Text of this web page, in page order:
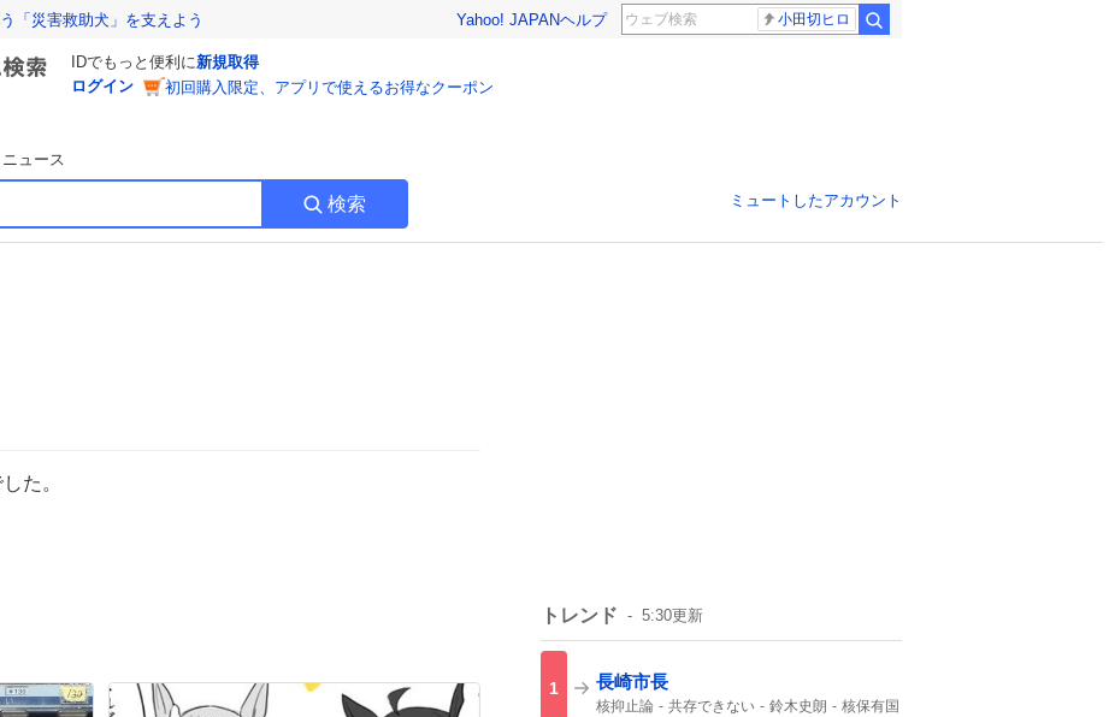
「災害救助犬」を支えよう Yahoo! JAPANヘルプ 小田切ヒロ
IDでもっと便利に新規取得
ログイン
初回購入限定、アプリで使えるお得なクーポン
ニュース
検索 ミュートしたアカウント
た。
トレンド 5:30更新
1 長崎市長
核抑止論 共存できない 鈴木史朗
核保有国